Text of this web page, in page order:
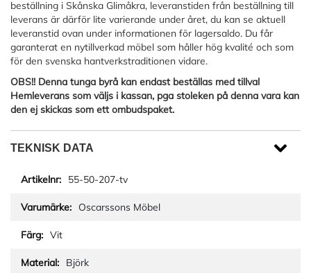
beställning i Skånska Glimåkra, leveranstiden från beställning till
leverans är därför lite varierande under året, du kan se aktuell
leveranstid ovan under informationen för lagersaldo. Du får
garanterat en nytillverkad möbel som håller hög kvalité och som
för den svenska hantverkstraditionen vidare.
OBS!! Denna tunga byrå kan endast beställas med tillval
Hemleverans som väljs i kassan, pga stoleken på denna vara kan
den ej skickas som ett ombudspaket.
TEKNISK DATA
55-50-207-tv
Oscarssons Möbel
Vit
Björk